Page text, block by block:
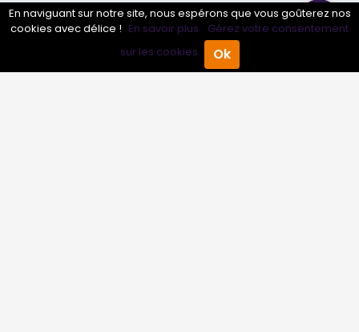
Annuaire Pro Agenda
Annuaire pro
Inscrire mon entreprise
Les Abonnements Pros
En naviguant sur notre site, nous espérons que vous goûterez nos
cookies avec délice ! En savoir plus. Gérez votre consentement
sur les cookies.
Ok